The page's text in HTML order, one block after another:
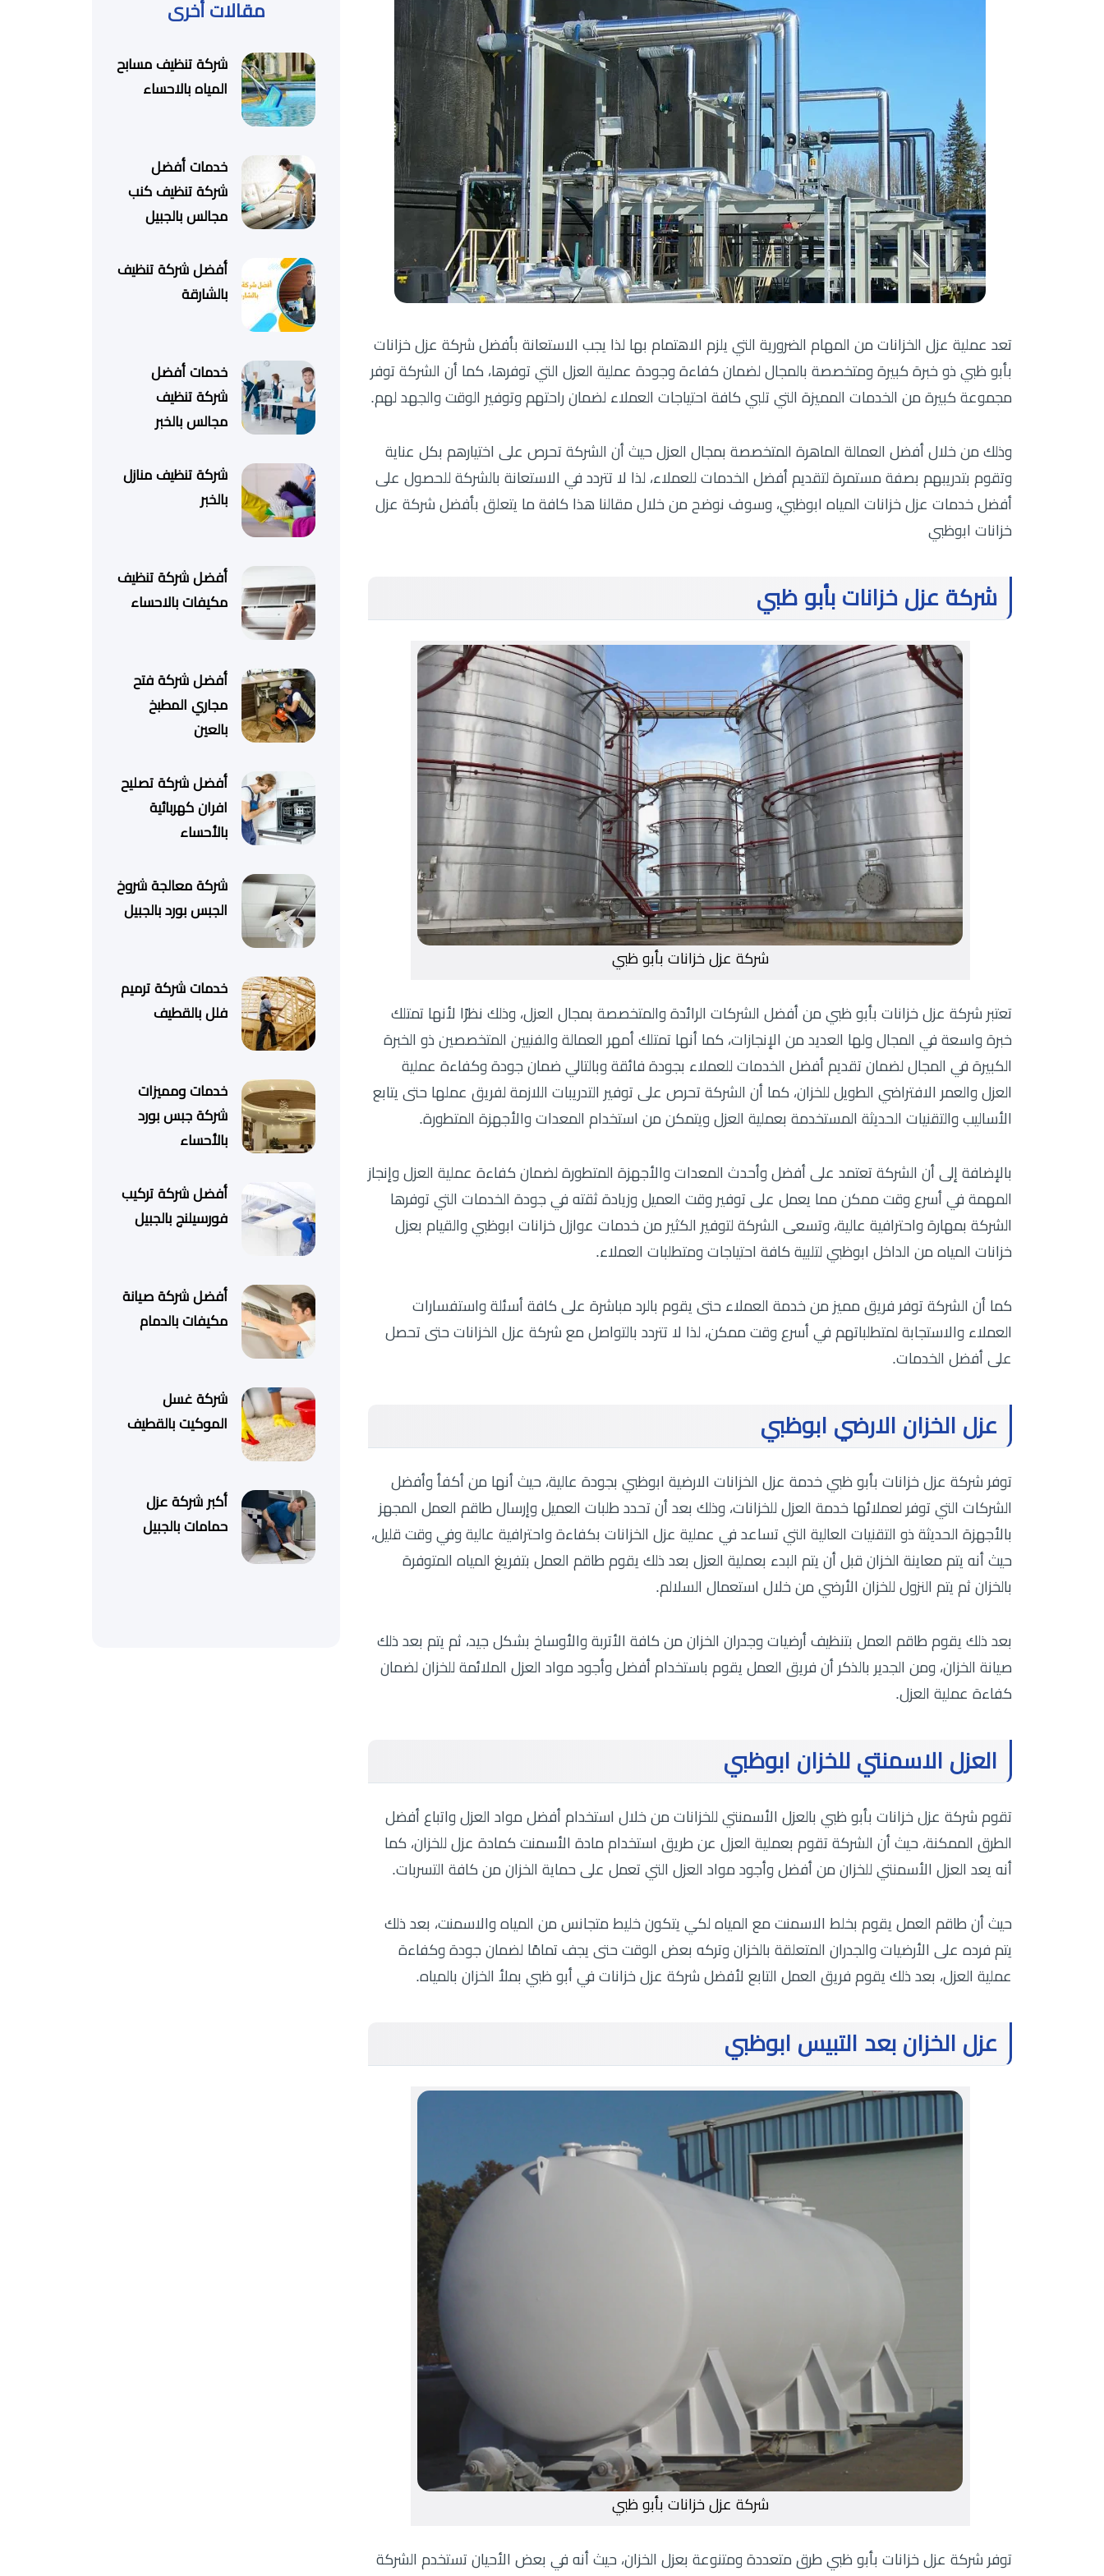
تعد عملية عزل الخزانات من المهام الضرورية التي يلزم الاهتمام بها لذا يجب الاستعانة بأفضل شركة عزل خزانات
بأبو ظبي ذو خبرة كبيرة ومتخصصة بالمجال لضمان كفاءة وجودة عملية العزل التي توفرها، كما أن الشركة توفر
مجموعة كبيرة من الخدمات المميزة التي تلبي كافة احتياجات العملاء لضمان راحتهم وتوفير الوقت والجهد لهم.
وذلك من خلال أفضل العمالة الماهرة المتخصصة بمجال العزل حيث أن الشركة تحرص على اختيارهم بكل عناية
وتقوم بتدريبهم بصفة مستمرة لتقديم أفضل الخدمات للعملاء، لذا لا تتردد في الاستعانة بالشركة للحصول على
أفضل خدمات عزل خزانات المياه ابوظبي، وسوف نوضح من خلال مقالنا هذا كافة ما يتعلق بأفضل شركة عزل
خزانات ابوظبي
شركة عزل خزانات بأبو ظبي
شركة عزل خزانات بأبو ظبي
تعتبر شركة عزل خزانات بأبو ظبي من أفضل الشركات الرائدة والمتخصصة بمجال العزل، وذلك نظرًا لأنها تمتلك
خبرة واسعة في المجال ولها العديد من الإنجازات، كما أنها تمتلك أمهر العمالة والفنيين المتخصصين ذو الخبرة
الكبيرة في المجال لضمان تقديم أفضل الخدمات للعملاء بجودة فائقة وبالتالي ضمان جودة وكفاءة عملية
العزل والعمر الافتراضي الطويل للخزان، كما أن الشركة تحرص على توفير التدريبات اللازمة لفريق عملها حتى يتابع
الأساليب والتقنيات الحديثة المستخدمة بعملية العزل ويتمكن من استخدام المعدات والأجهزة المتطورة.
بالإضافة إلى أن الشركة تعتمد على أفضل وأحدث المعدات والأجهزة المتطورة لضمان كفاءة عملية العزل وإنجاز
المهمة في أسرع وقت ممكن مما يعمل على توفير وقت العميل وزيادة ثقته في جودة الخدمات التي توفرها
الشركة بمهارة واحترافية عالية، وتسعى الشركة لتوفير الكثير من خدمات عوازل خزانات ابوظبي والقيام بعزل
خزانات المياه من الداخل ابوظبي لتلبية كافة احتياجات ومتطلبات العملاء.
كما أن الشركة توفر فريق مميز من خدمة العملاء حتى يقوم بالرد مباشرة على كافة أسئلة واستفسارات
العملاء والاستجابة لمتطلباتهم في أسرع وقت ممكن، لذا لا تتردد بالتواصل مع شركة عزل الخزانات حتى تحصل
على أفضل الخدمات.
عزل الخزان الارضي ابوظبي
توفر شركة عزل خزانات بأبو ظبي خدمة عزل الخزانات الارضية ابوظبي بجودة عالية، حيث أنها من أكفأ وأفضل
الشركات التي توفر لعملائها خدمة العزل للخزانات، وذلك بعد أن تحدد طلبات العميل وإرسال طاقم العمل المجهز
بالأجهزة الحديثة ذو التقنيات العالية التي تساعد في عملية عزل الخزانات بكفاءة واحترافية عالية وفي وقت قليل،
حيث أنه يتم معاينة الخزان قبل أن يتم البدء بعملية العزل بعد ذلك يقوم طاقم العمل بتفريغ المياه المتوفرة
بالخزان ثم يتم النزول للخزان الأرضي من خلال استعمال السلالم.
بعد ذلك يقوم طاقم العمل بتنظيف أرضيات وجدران الخزان من كافة الأتربة والأوساخ بشكل جيد، ثم يتم بعد ذلك
صيانة الخزان، ومن الجدير بالذكر أن فريق العمل يقوم باستخدام أفضل وأجود مواد العزل الملائمة للخزان لضمان
كفاءة عملية العزل.
العزل الاسمنتي للخزان ابوظبي
تقوم شركة عزل خزانات بأبو ظبي بالعزل الأسمنتي للخزانات من خلال استخدام أفضل مواد العزل واتباع أفضل
الطرق الممكنة، حيث أن الشركة تقوم بعملية العزل عن طريق استخدام مادة الأسمنت كمادة عزل للخزان، كما
أنه يعد العزل الأسمنتي للخزان من أفضل وأجود مواد العزل التي تعمل على حماية الخزان من كافة التسربات.
حيث أن طاقم العمل يقوم بخلط الاسمنت مع المياه لكي يتكون خليط متجانس من المياه والاسمنت، بعد ذلك
يتم فرده على الأرضيات والجدران المتعلقة بالخزان وتركه بعض الوقت حتى يجف تمامًا لضمان جودة وكفاءة
عملية العزل، بعد ذلك يقوم فريق العمل التابع لأفضل شركة عزل خزانات في أبو ظبي بملأ الخزان بالمياه.
عزل الخزان بعد التبيس ابوظبي
شركة عزل خزانات بأبو ظبي
توفر شركة عزل خزانات بأبو ظبي طرق متعددة ومتنوعة بعزل الخزان، حيث أنه في بعض الأحيان تستخدم الشركة
مقالات أخرى
شركة تنظيف مسابح
المياه بالاحساء
خدمات أفضل
شركة تنظيف كنب
مجالس بالجبيل
أفضل شركة تنظيف
بالشارقة
خدمات أفضل
شركة تنظيف
مجالس بالخبر
شركة تنظيف منازل
بالخبر
أفضل شركة تنظيف
مكيفات بالاحساء
أفضل شركة فتح
مجاري المطبخ
بالعين
أفضل شركة تصليح
افران كهربائية
بالأحساء
شركة معالجة شروخ
الجبس بورد بالجبيل
خدمات شركة ترميم
فلل بالقطيف
خدمات ومميزات
شركة جبس بورد
بالأحساء
أفضل شركة تركيب
فورسيلنج بالجبيل
أفضل شركة صيانة
مكيفات بالدمام
شركة غسل
الموكيت بالقطيف
أكبر شركة عزل
حمامات بالجبيل